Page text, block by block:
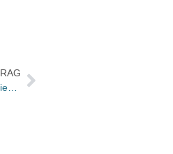
Ehrengast Slowenien auf der Frankfurter Buchmesse 2023 präsentierte sich heute mit seiner literarischen Landschaft